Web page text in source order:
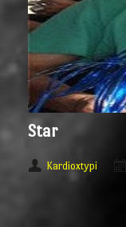
Star
Kardioxtypi